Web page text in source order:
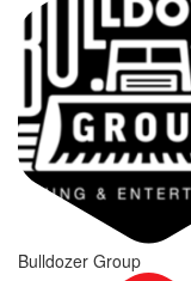
Bulldozer Group